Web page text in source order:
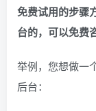
免费试用的步骤
台的，可以免费
举例，您想做一
后台：